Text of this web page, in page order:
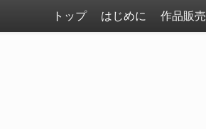
トップ はじめに 作品販売